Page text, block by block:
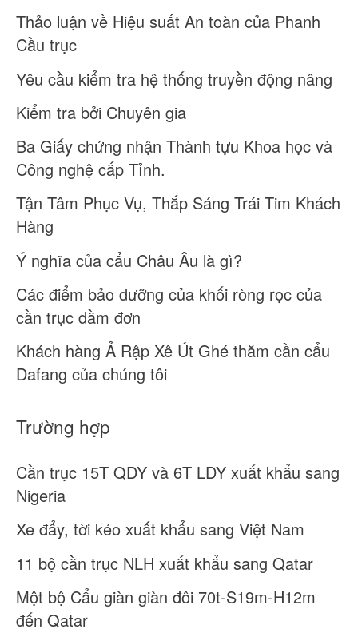
Thảo luận về Hiệu suất An toàn của Phanh
Cầu trục
Yêu cầu kiểm tra hệ thống truyền động nâng
Kiểm tra bởi Chuyên gia
Ba Giấy chứng nhận Thành tựu Khoa học và
Công nghệ cấp Tỉnh.
Tận Tâm Phục Vụ, Thắp Sáng Trái Tim Khách
Hàng
Ý nghĩa của cẩu Châu Âu là gì?
Các điểm bảo dưỡng của khối ròng rọc của
cần trục dầm đơn
Khách hàng Ả Rập Xê Út Ghé thăm cần cẩu
Dafang của chúng tôi
Trường hợp
Cần trục 15T QDY và 6T LDY xuất khẩu sang
Nigeria
Xe đẩy, tời kéo xuất khẩu sang Việt Nam
11 bộ cần trục NLH xuất khẩu sang Qatar
Một bộ Cẩu giàn giàn đôi 70t-S19m-H12m
đến Qatar